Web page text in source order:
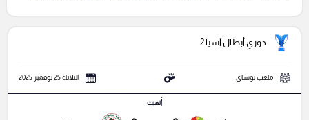
دوري أبطال آسيا 2
ملعب نوساي الثلاثاء 25 نوفمبر 2025
أُلغيت